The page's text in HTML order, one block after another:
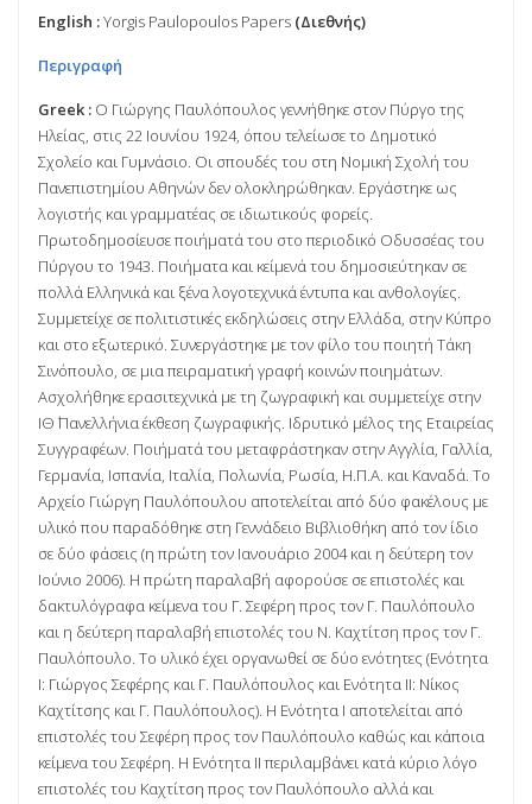
English :Yorgis Paulopoulos Papers (Διεθνής)
Περιγραφή
Greek : Ο Γιώργης Παυλόπουλος γεννήθηκε στον Πύργο της
Ηλείας, στις 22 Ιουνίου 1924, όπου τελείωσε το Δημοτικό
Σχολείο και Γυμνάσιο. Οι σπουδές του στη Νομική Σχολή του
Πανεπιστημίου Αθηνών δεν ολοκληρώθηκαν. Εργάστηκε ως
λογιστής και γραμματέας σε ιδιωτικούς φορείς.
Πρωτοδημοσίευσε ποιήματά του στο περιοδικό Οδυσσέας του
Πύργου το 1943. Ποιήματα και κείμενά του δημοσιεύτηκαν σε
πολλά Ελληνικά και ξένα λογοτεχνικά έντυπα και ανθολογίες.
Συμμετείχε σε πολιτιστικές εκδηλώσεις στην Ελλάδα, στην Κύπρο
και στο εξωτερικό. Συνεργάστηκε με τον φίλο του ποιητή Τάκη
Σινόπουλο, σε μια πειραματική γραφή κοινών ποιημάτων.
Ασχολήθηκε ερασιτεχνικά με τη ζωγραφική και συμμετείχε στην
ΙΘ΄ Πανελλήνια έκθεση ζωγραφικής. Ιδρυτικό μέλος της Εταιρείας
Συγγραφέων. Ποιήματά του μεταφράστηκαν στην Αγγλία, Γαλλία,
Γερμανία, Ισπανία, Ιταλία, Πολωνία, Ρωσία, Η.Π.Α. και Καναδά. Το
Αρχείο Γιώργη Παυλόπουλου αποτελείται από δύο φακέλους με
υλικό που παραδόθηκε στη Γεννάδειο Βιβλιοθήκη από τον ίδιο
σε δύο φάσεις (η πρώτη τον Ιανουάριο 2004 και η δεύτερη τον
Ιούνιο 2006). Η πρώτη παραλαβή αφορούσε σε επιστολές και
δακτυλόγραφα κείμενα του Γ. Σεφέρη προς τον Γ. Παυλόπουλο
και η δεύτερη παραλαβή επιστολές του Ν. Καχτίτση προς τον Γ.
Παυλόπουλο. Το υλικό έχει οργανωθεί σε δύο ενότητες (Ενότητα
Ι: Γιώργος Σεφέρης και Γ. Παυλόπουλος και Ενότητα ΙΙ: Νίκος
Καχτίτσης και Γ. Παυλόπουλος). Η Ενότητα Ι αποτελείται από
επιστολές του Σεφέρη προς τον Παυλόπουλο καθώς και κάποια
κείμενα του Σεφέρη. Η Ενότητα ΙΙ περιλαμβάνει κατά κύριο λόγο
επιστολές του Καχτίτση προς τον Παυλόπουλο αλλά και